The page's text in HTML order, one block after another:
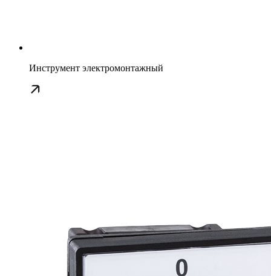
Инструмент электромонтажный